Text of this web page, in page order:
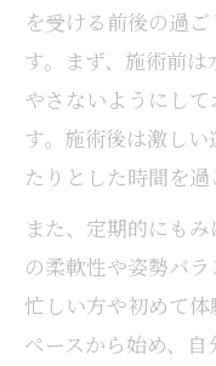
を受ける前後の過
す。まず、施術前
やさないようにし
す。施術後は激し
たりとした時間を過
また、定期的にも
の柔軟性や姿勢バラ
忙しい方や初めて
ペースから始め、